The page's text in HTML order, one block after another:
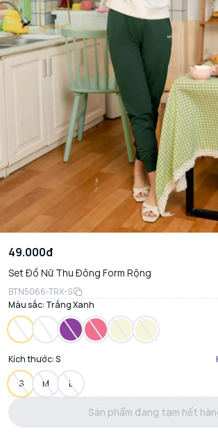
49.000đ
Set Đồ Nữ Thu Đông Form Rộng
BTN5066-TRX-S
Màu sắc: Trắng Xanh
Kích thước:S
S M L
Sản phẩm đang tạm hết